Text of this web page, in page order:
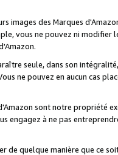
images des Marques
vous ne pouvez ni
seule, dans son
ne pouvez en aucun cas
sont notre propriété
engagez à ne pas
de quelque manière que ce